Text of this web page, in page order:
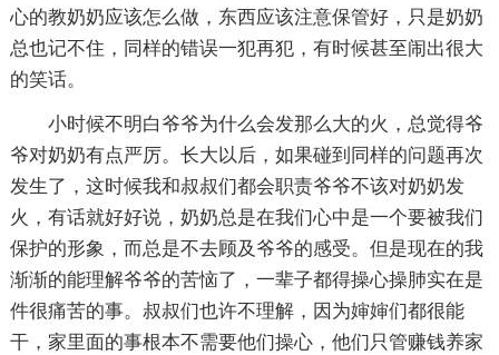
心的教奶奶应该怎么做，东西应该注意保管好，只是奶奶
总也记不住，同样的错误一犯再犯，有时候甚至闹出很大
的笑话。
小时候不明白爷爷为什么会发那么大的火，总觉得爷
爷对奶奶有点严厉。长大以后，如果碰到同样的问题再次
发生了，这时候我和叔叔们都会职责爷爷不该对奶奶发
火，有话就好好说，奶奶总是在我们心中是一个要被我们
保护的形象，而总是不去顾及爷爷的感受。但是现在的我
渐渐的能理解爷爷的苦恼了，一辈子都得操心操肺实在是
件很痛苦的事。叔叔们也许不理解，因为婶婶们都很能
干，家里面的事根本不需要他们操心，他们只管赚钱养家